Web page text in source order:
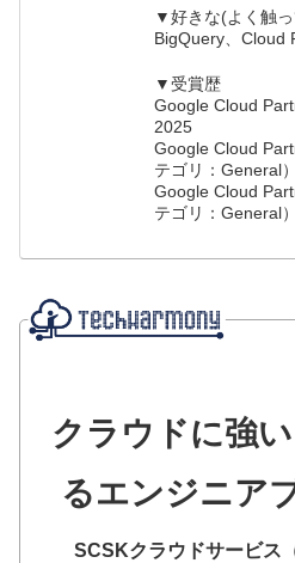
▼好きな(よく触
BigQuery、Cloud
▼受賞歴
Google Cloud
2025
Google Cloud
テゴリ：General）
Google Cloud
テゴリ：General）
クラウドに強い
るエンジニア
SCSKクラウドサービス